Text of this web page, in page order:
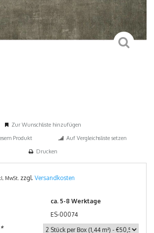
Zur Wunschliste hinzufügen
Produkt
Auf Vergleichsliste setzen
Drucken
MwSt. zzgl. Versandkosten
ca. 5-8 Werktage
ES-00074
*